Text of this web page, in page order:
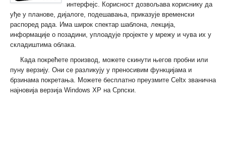
интерфејс. Корисност дозвољава кориснику да
уђе у планове, дијалоге, подешавања, приказује временски
распоред рада. Има широк спектар шаблона, лекција,
информације о позадини, уплоадује пројекте у мрежу и чува их у
складиштима облака.
Када покрећете производ, можете скинути његов пробни или
пуну верзију. Они се разликују у преносивим функцијама и
брзинама покретања. Можете бесплатно преузмите Celtx званична
најновија верзија Windows XP на Српски.